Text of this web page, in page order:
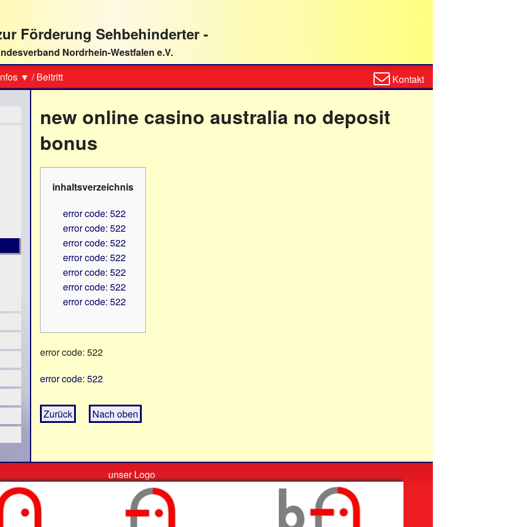
Förderung Sehbehinderter -
Nordrhein-Westfalen e.V.
▼ /Beitritt
Kontaktformular
Kontakt
new online casino australia no deposit
bonus
inhaltsverzeichnis
error code: 522
error code: 522
error code: 522
error code: 522
error code: 522
error code: 522
error code: 522
error code: 522
error code: 522
Zurück Nach oben
unser Logo